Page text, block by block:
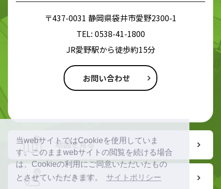
当webサイトではCookieを使用していま
す。このままwebサイトの閲覧を続ける場合
は、Cookieの利用にご同意いただいたもの
とさせていただきます。
サイトポリシー
〒437-0031 静岡県袋井市愛野2300-1
TEL: 0538-41-1800
JR愛野駅から徒歩約15分
お問い合わせ
地図を見る
ルート検索